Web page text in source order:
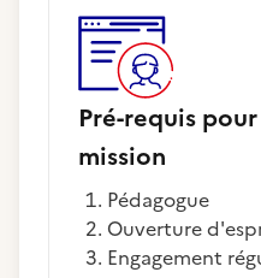
Pré-requis
mission
pédagogue
ouverture
Engagement